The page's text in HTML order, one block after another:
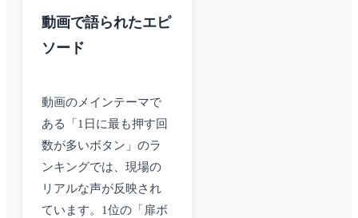
動画で語られたエピ
ソード
動画のメインテーマで
ある「1日に最も押す回
数が多いボタン」のラ
ンキングでは、現場の
リアルな声が反映され
ています。1位の「扉ボ